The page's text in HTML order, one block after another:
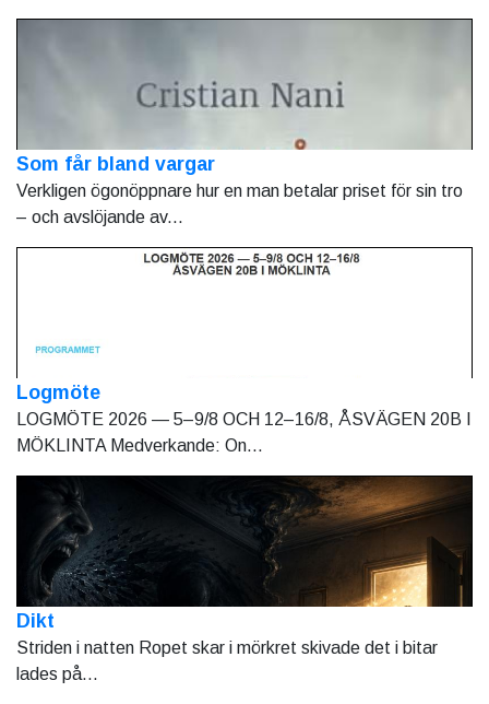
Som får bland vargar
Verkligen ögonöppnare hur en man betalar priset för sin tro
– och avslöjande av...
Logmöte
LOGMÖTE 2026 — 5–9/8 OCH 12–16/8, ÅSVÄGEN 20B I
MÖKLINTA Medverkande: On...
Dikt
Striden i natten Ropet skar i mörkret skivade det i bitar
lades på...